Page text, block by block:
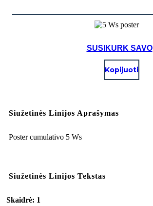
SUSIKURK SAVO
Kopijuoti
Siužetinės Linijos Aprašymas
Poster cumulativo 5 Ws
Siužetinės Linijos Tekstas
Skaidrė: 1